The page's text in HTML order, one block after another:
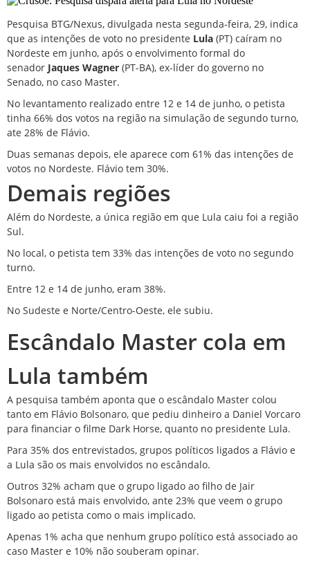
Pesquisa BTG/Nexus, divulgada nesta segunda-feira, 29, indica
que as intenções de voto no presidente Lula (PT) caíram no
Nordeste em junho, após o envolvimento formal do
senador Jaques Wagner (PT-BA), ex-líder do governo no
Senado, no caso Master.
No levantamento realizado entre 12 e 14 de junho, o petista
tinha 66% dos votos na região na simulação de segundo turno,
ate 28% de Flávio.
Duas semanas depois, ele aparece com 61% das intenções de
votos no Nordeste. Flávio tem 30%.
Demais regiões
Além do Nordeste, a única região em que Lula caiu foi a região
Sul.
No local, o petista tem 33% das intenções de voto no segundo
turno.
Entre 12 e 14 de junho, eram 38%.
No Sudeste e Norte/Centro-Oeste, ele subiu.
Escândalo Master cola em
Lula também
A pesquisa também aponta que o escândalo Master colou
tanto em Flávio Bolsonaro, que pediu dinheiro a Daniel Vorcaro
para financiar o filme Dark Horse, quanto no presidente Lula.
Para 35% dos entrevistados, grupos políticos ligados a Flávio e
a Lula são os mais envolvidos no escândalo.
Outros 32% acham que o grupo ligado ao filho de Jair
Bolsonaro está mais envolvido, ante 23% que veem o grupo
ligado ao petista como o mais implicado.
Apenas 1% acha que nenhum grupo político está associado ao
caso Master e 10% não souberam opinar.